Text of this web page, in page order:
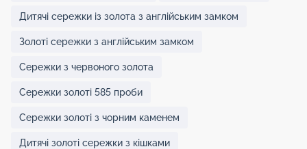
Дитячі сережки із золота з англійським замком
Золоті сережки з англійським замком
Сережки з червоного золота
Сережки золоті 585 проби
Сережки золоті з чорним каменем
Дитячі золоті сережки з кішками